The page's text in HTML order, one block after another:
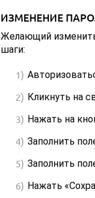
ИЗМЕНЕНИЕ
Желающий
шаги:
Кликнуть на
Нажать на
Заполнить
Заполнить
Нажать